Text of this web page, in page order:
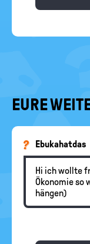
EURE
Ebukahatdas
Hi ich wollte
Ökonomie so
hängen)